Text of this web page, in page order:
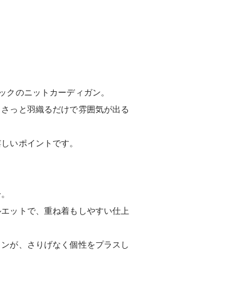
クのニットカーディガン。
っと羽織るだけで雰囲気が出る
いポイントです。
ットで、重ね着もしやすい仕上
が、さりげなく個性をプラスし